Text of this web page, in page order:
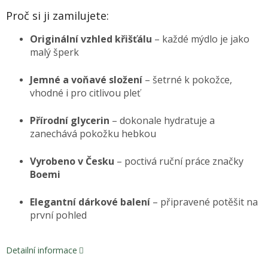
Proč si ji zamilujete:
Originální vzhled křišťálu – každé mýdlo je jako
malý šperk
Jemné a voňavé složení – šetrné k pokožce,
vhodné i pro citlivou pleť
Přírodní glycerin – dokonale hydratuje a
zanechává pokožku hebkou
Vyrobeno v Česku – poctivá ruční práce značky
Boemi
Elegantní dárkové balení – připravené potěšit na
první pohled
Detailní informace